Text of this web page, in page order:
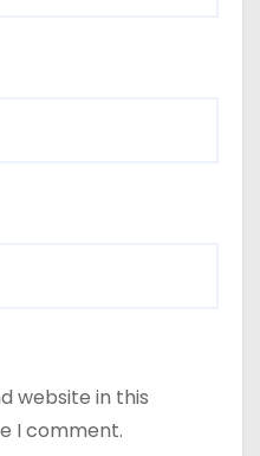
website in this
I comment.